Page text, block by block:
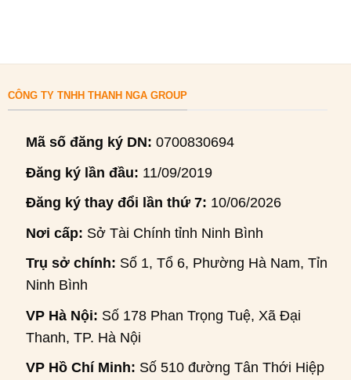
CÔNG TY TNHH THANH NGA GROUP
Mã số đăng ký DN: 0700830694
Đăng ký lần đầu: 11/09/2019
Đăng ký thay đổi lần thứ 7: 10/06/2026
Nơi cấp: Sở Tài Chính tỉnh Ninh Bình
Trụ sở chính: Số 1, Tổ 6, Phường Hà Nam, Tỉnh
Ninh Bình
VP Hà Nội: Số 178 Phan Trọng Tuệ, Xã Đại
Thanh, TP. Hà Nội
VP Hồ Chí Minh: Số 510 đường Tân Thới Hiệp